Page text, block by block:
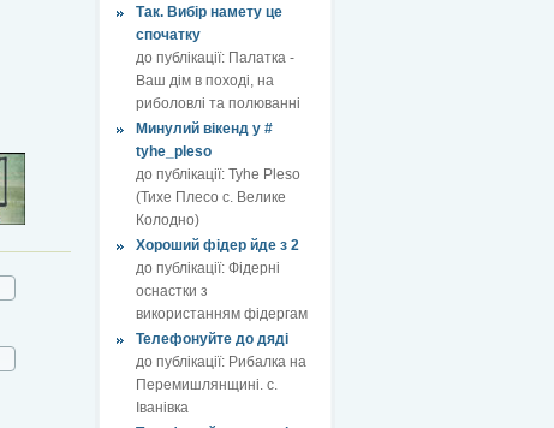
Так. Вибір намету це
спочатку
до публікації: Палатка -
Ваш дім в поході, на
риболовлі та полюванні
Минулий вікенд у #
tyhe_pleso
до публікації: Tyhe Pleso
(Тихе Плесо с. Велике
Колодно)
Хороший фідер йде з 2
до публікації: Фідерні
оснастки з
використанням фідергам
Телефонуйте до дяді
до публікації: Рибалка на
Перемишлянщині. с.
Іванівка